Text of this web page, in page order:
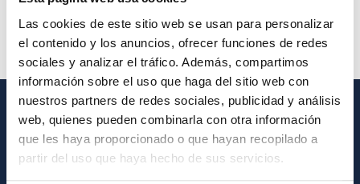
Las cookies de este sitio web se usan para personalizar
el contenido y los anuncios, ofrecer funciones de redes
sociales y analizar el tráfico. Además, compartimos
información sobre el uso que haga del sitio web con
nuestros partners de redes sociales, publicidad y análisis
web, quienes pueden combinarla con otra información
que les haya proporcionado o que hayan recopilado a
partir del uso que haya hecho de sus servicios.
GENERAL INFORMATION
Contact